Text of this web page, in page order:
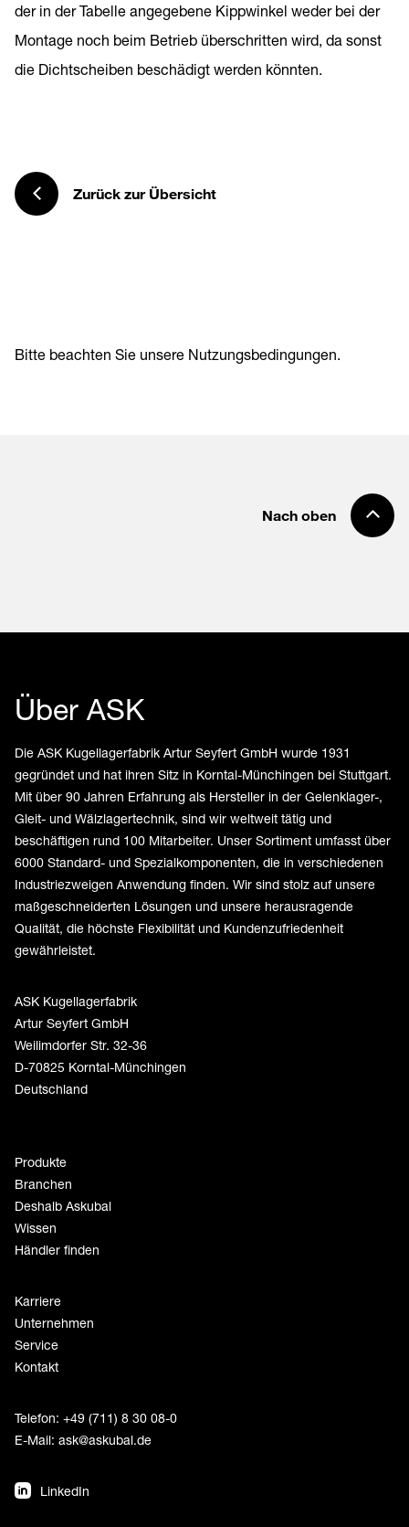
der in der Tabelle angegebene Kippwinkel weder bei der
Montage noch beim Betrieb überschritten wird, da sonst
die Dichtscheiben beschädigt werden könnten.
Zurück zur Übersicht
Bitte beachten Sie unsere Nutzungsbedingungen.
Nach oben
Über ASK
Die ASK Kugellagerfabrik Artur Seyfert GmbH wurde 1931
gegründet und hat ihren Sitz in Korntal-Münchingen bei Stuttgart.
Mit über 90 Jahren Erfahrung als Hersteller in der Gelenklager-,
Gleit- und Wälzlagertechnik, sind wir weltweit tätig und
beschäftigen rund 100 Mitarbeiter. Unser Sortiment umfasst über
6000 Standard- und Spezialkomponenten, die in verschiedenen
Industriezweigen Anwendung finden. Wir sind stolz auf unsere
maßgeschneiderten Lösungen und unsere herausragende
Qualität, die höchste Flexibilität und Kundenzufriedenheit
gewährleistet.
ASK Kugellagerfabrik
Artur Seyfert GmbH
Weilimdorfer Str. 32-36
D-70825 Korntal-Münchingen
Deutschland
Produkte
Branchen
Deshalb Askubal
Wissen
Händler finden
Karriere
Unternehmen
Service
Kontakt
Telefon: +49 (711) 8 30 08-0
E-Mail: ask@askubal.de
LinkedIn